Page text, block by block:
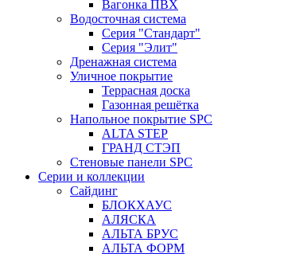
Вагонка ПВХ
Водосточная система
Серия "Стандарт"
Серия "Элит"
Дренажная система
Уличное покрытие
Террасная доска
Газонная решётка
Напольное покрытие SPC
ALTA STEP
ГРАНД СТЭП
Стеновые панели SPC
Серии и коллекции
Сайдинг
БЛОКХАУС
АЛЯСКА
АЛЬТА БРУС
АЛЬТА ФОРМ